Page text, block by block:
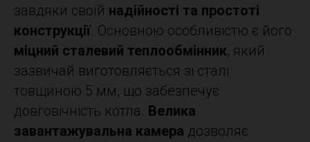
завдяки своїй надійності та простоті
конструкції. Основною особливістю є його
міцний сталевий теплообмінник, який
зазвичай виготовляється зі сталі
товщиною 5 мм, що забезпечує
довговічність котла. Велика
завантажувальна камера дозволяє